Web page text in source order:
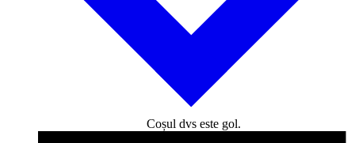
Coșul dvs este gol.